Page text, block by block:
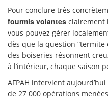
Pour conclure très
fourmis volantes clairement
vous pouvez gérer
dès que la question
des boiseries résonnent
à l’intérieur, chaque saison
AFPAH intervient
de 27 000 opérations